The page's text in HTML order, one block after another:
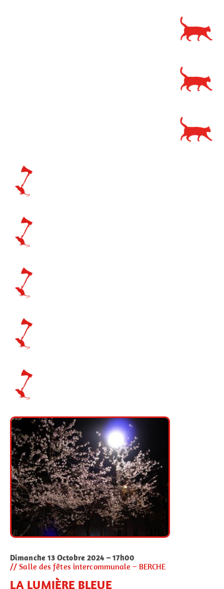
Dimanche 13 Octobre 2024 – 17h00
// Salle des fêtes intercommunale – BERCHE
LA LUMIÈRE BLEUE